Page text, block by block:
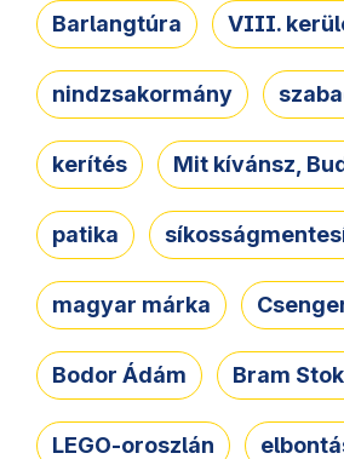
Barlangtúra VIII.
nindzsakormány
kerítés Mit kívánsz,
patika
magyar márka
Bodor Ádám Bram
LEGO-oroszlán